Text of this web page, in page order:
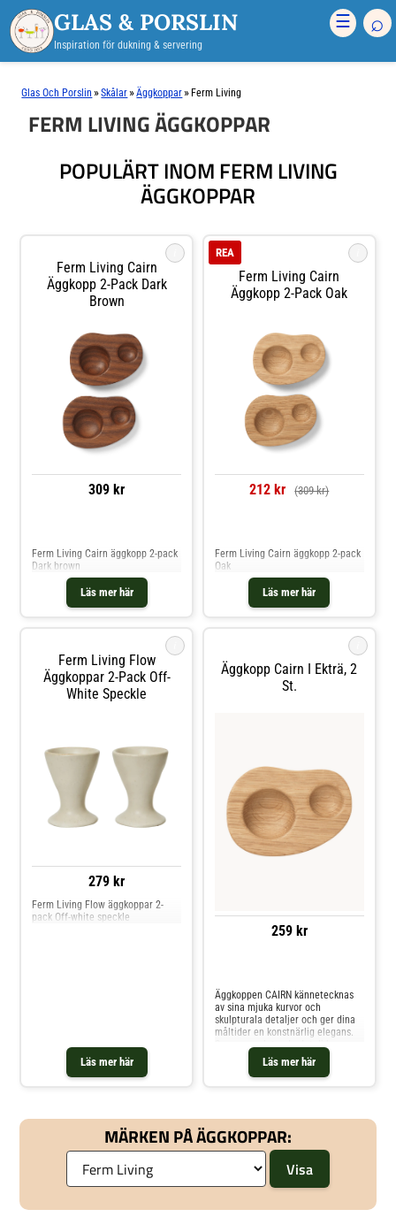
GLAS & PORSLIN
Inspiration för dukning & servering
☰ ⌕
Glas Och Porslin »Skålar »Äggkoppar » Ferm Living
FERM LIVING ÄGGKOPPAR
POPULÄRT INOM FERM LIVING
ÄGGKOPPAR
Ferm Living Cairn
Äggkopp 2-Pack Dark
Brown
309 kr
Läs mer här
Ferm Living Cairn äggkopp 2-pack
Dark brown
Ferm Living Cairn
Äggkopp 2-Pack Oak
REA
212 kr (309 kr)
Läs mer här
Ferm Living Cairn äggkopp 2-pack
Oak
Ferm Living Flow
Äggkoppar 2-Pack Off-
White Speckle
279 kr
Läs mer här
Ferm Living Flow äggkoppar 2-
pack Off-white speckle
Äggkopp Cairn I Ekträ, 2
St.
259 kr
Läs mer här
Äggkoppen CAIRN kännetecknas
av sina mjuka kurvor och
skulpturala detaljer och ger dina
måltider en konstnärlig elegans.
Som en avslutande detalj har
äggkoppen två fördjupningar: en
för att hålla ägget säkert och den
andra för att rymma en nypa salt
MÄRKEN PÅ ÄGGKOPPAR: